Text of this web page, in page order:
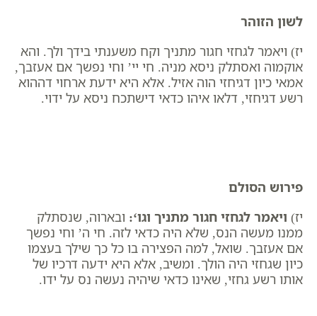
לשון הזוהר
יז) ויאמר לגחזי חגור מתניך וקח משענתי בידך ולך. והא
אוקמוה ואסתלק ניסא מניה. חי יי’ וחי נפשך אם אעזבך,
אמאי כיון דגיחזי הוה אזיל. אלא היא ידעת ארחוי דההוא
רשע דגיחזי, דלאו איהו כדאי דישתכח ניסא על ידוי.
פירוש הסולם
יז) ויאמר לגחזי חגור מתניך וגו‘: ובארוה, שנסתלק
ממנו מעשה הנס, שלא היה כדאי לזה. חי ה’ וחי נפשך
אם אעזבך. שואל, למה הפצירה בו כל כך שילך בעצמו
כיון שגחזי היה הולך. ומשיב, אלא היא ידעה דרכיו של
אותו רשע גחזי, שאינו כדאי שיהיה נעשה נס על ידו.